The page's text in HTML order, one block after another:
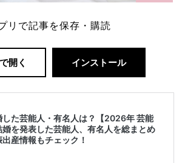
リで記事を保存・購読
開く インストール
した芸能人・有名人は？【2026年 芸能
婚を発表した芸能人、有名人を総まとめ
産情報もチェック！